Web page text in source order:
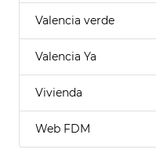
Valencia verde
Valencia Ya
Vivienda
Web FDM